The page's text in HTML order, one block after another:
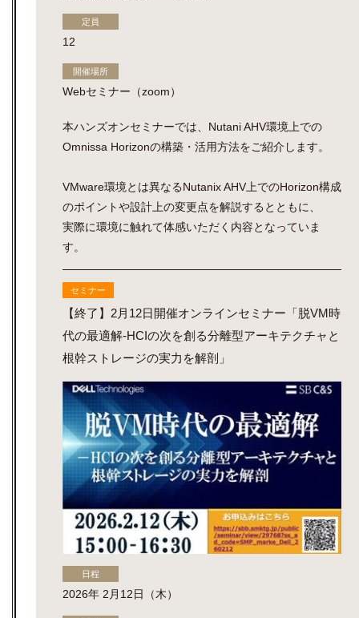
定員
12
開催場所
Webセミナー（zoom）
本ハンズオンセミナーでは、Nutani AHV環境上での
Omnissa Horizonの構築・活用方法をご紹介します。
VMware環境とは異なるNutanix AHV上でのHorizon構成
のポイントや設計上の変更点を解説するとともに、
実際に環境に触れて体感いただく内容となっていま
す。
セミナー
【終了】2月12日開催オンラインセミナー「脱VM時
代の最適解-HCIの次を創る分離型アーキテクチャと
根幹ストレージの実力を解剖」
日程
2026年 2月12日（木）